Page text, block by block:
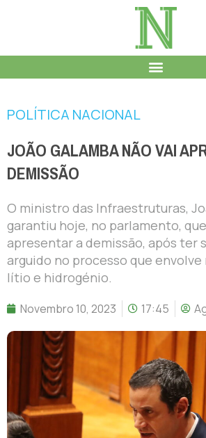
POLÍTICA NACIONAL
JOÃO GALAMBA NÃO VAI
DEMISSÃO
O ministro das Infraestruturas,
garantiu hoje, no parlamento,
apresentar a demissão, após ter
arguido no processo que
lítio e hidrogénio.
Novembro 10, 2023 17:45